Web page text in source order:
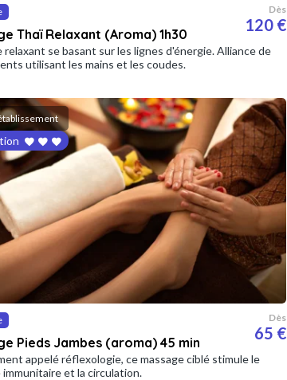
Thaï Relaxant (Aroma) 1h30
Dès
120 €
relaxant se basant sur les lignes d'énergie. Alliance de
utilisant les mains et les coudes.
Pieds Jambes (aroma) 45 min
Dès
65 €
appelé réflexologie, ce massage ciblé stimule le
immunitaire et la circulation.